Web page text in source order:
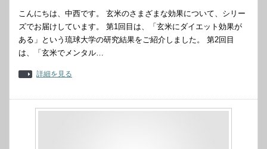
こんにちは、中西です。 玄米のさまざまな効果について、シリー
ズでお届けしています。 第1回目は、「玄米にダイエット効果が
ある」という琉球大学の研究結果をご紹介しました。 第2回目
は、「玄米でメンタル…
詳細を見る